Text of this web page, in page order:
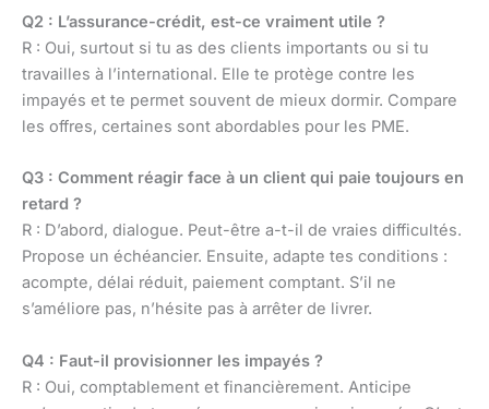
Q2 : L’assurance-crédit, est-ce vraiment utile ?
R : Oui, surtout si tu as des clients importants ou si tu
travailles à l’international. Elle te protège contre les
impayés et te permet souvent de mieux dormir. Compare
les offres, certaines sont abordables pour les PME.
Q3 : Comment réagir face à un client qui paie toujours en
retard ?
R : D’abord, dialogue. Peut-être a-t-il de vraies difficultés.
Propose un échéancier. Ensuite, adapte tes conditions :
acompte, délai réduit, paiement comptant. S’il ne
s’améliore pas, n’hésite pas à arrêter de livrer.
Q4 : Faut-il provisionner les impayés ?
R : Oui, comptablement et financièrement. Anticipe